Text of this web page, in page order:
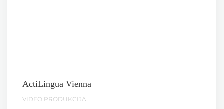
ActiLingua Vienna
VIDEO PRODUKCIJA